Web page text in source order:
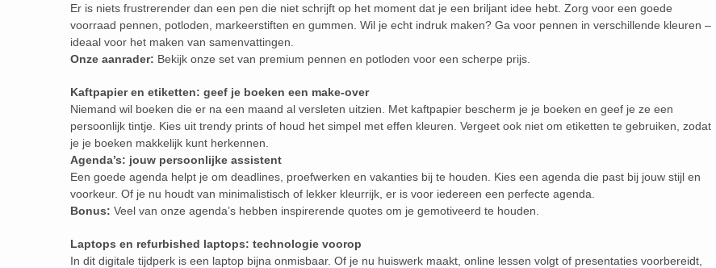
Er is niets frustrerender dan een pen die niet schrijft op het moment dat je een briljant idee hebt. Zorg voor een goede
voorraad pennen, potloden, markeerstiften en gummen. Wil je echt indruk maken? Ga voor pennen in verschillende kleuren –
ideaal voor het maken van samenvattingen.
Onze aanrader: Bekijk onze set van premium pennen en potloden voor een scherpe prijs.
Kaftpapier en etiketten: geef je boeken een make-over
Niemand wil boeken die er na een maand al versleten uitzien. Met kaftpapier bescherm je je boeken en geef je ze een
persoonlijk tintje. Kies uit trendy prints of houd het simpel met effen kleuren. Vergeet ook niet om etiketten te gebruiken, zodat
je je boeken makkelijk kunt herkennen.
Agenda’s: jouw persoonlijke assistent
Een goede agenda helpt je om deadlines, proefwerken en vakanties bij te houden. Kies een agenda die past bij jouw stijl en
voorkeur. Of je nu houdt van minimalistisch of lekker kleurrijk, er is voor iedereen een perfecte agenda.
Bonus: Veel van onze agenda’s hebben inspirerende quotes om je gemotiveerd te houden.
Laptops en refurbished laptops: technologie voorop
In dit digitale tijdperk is een laptop bijna onmisbaar. Of je nu huiswerk maakt, online lessen volgt of presentaties voorbereidt,